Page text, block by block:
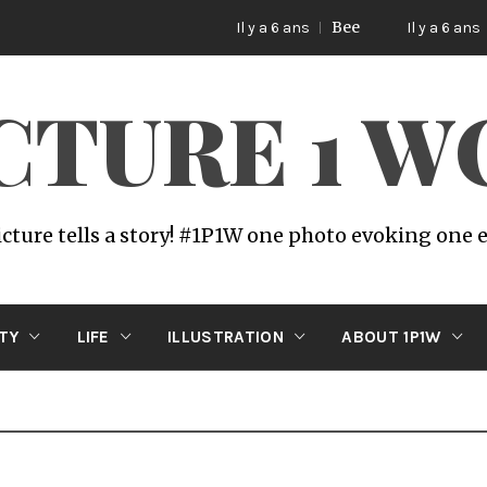
Il y a 6 ans Bee Il y a 6 ans Cat
1
tells a story! #1P1W one photo evoking one
LIFE ILLUSTRATION ABOUT 1P1W